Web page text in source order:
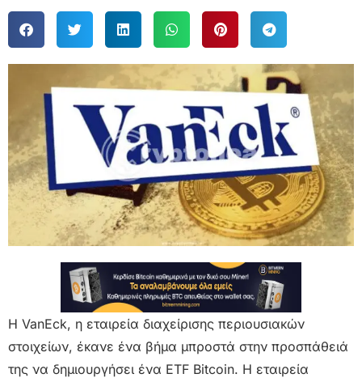
Η VanEck, η εταιρεία διαχείρισης περιουσιακών
στοιχείων, έκανε ένα βήμα μπροστά στην προσπάθειά
της να δημιουργήσει ένα ETF Bitcoin. Η εταιρεία